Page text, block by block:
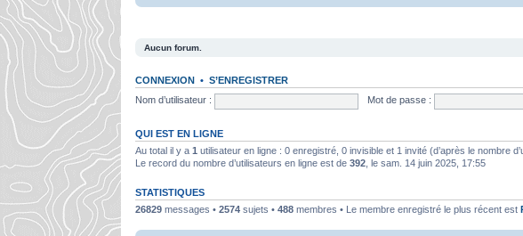
Aucun forum.
CONNEXION • S’ENREGISTRER
Nom d’utilisateur :
Mot de passe :
QUI EST EN LIGNE
Au total il y a 1 utilisateur en ligne : 0 enregistré, 0 invisible et 1 invité (d’après le nombre
Le record du nombre d’utilisateurs en ligne est de 392 , le sam. 14 juin 2025, 17:55
STATISTIQUES
26829 messages • 2574 sujets • 488 membres • Le membre enregistré le plus récent est